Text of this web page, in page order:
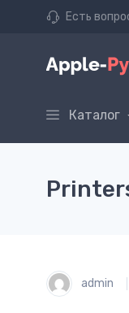
Есть
Каталог
admin